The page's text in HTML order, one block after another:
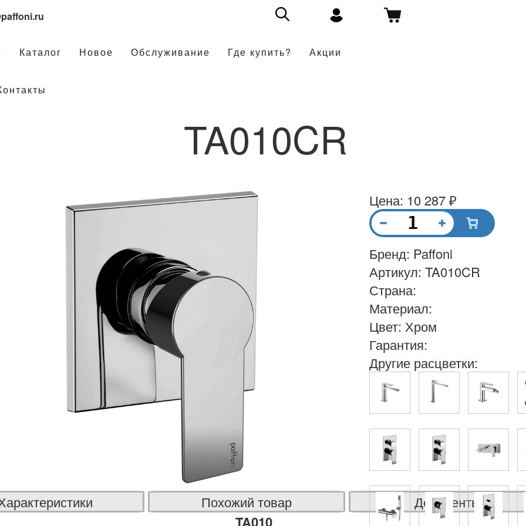
Каталог Новое Обслуживание Где купить? Акции
TA010CR
Похожий товар Документы
TA010
Цена: 10 287 ₽
Бренд: Paffoni
Артикул: TA010CR
Страна:
Материал:
Цвет: Хром
Гарантия:
Другие расцветки: